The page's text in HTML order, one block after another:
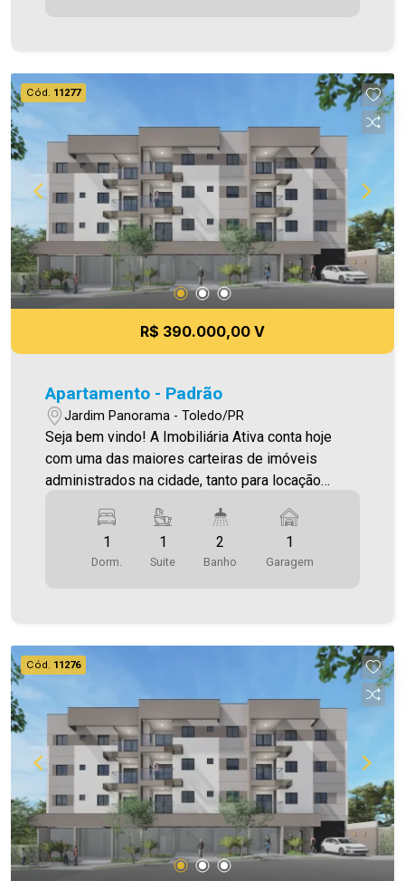
informados estão sujeitos a alteração sem prévio
aviso, e varia de acordo com o custo de
administração e gastos do condomínio. Aproveite
essa oportunidade! A hora de encontrar o seu
novo lar É AGORA! Imobiliária Ativa, sinta-se em
casa!
Cód. 11277
R$ 390.000,00 V
Apartamento - Padrão
Jardim Panorama - Toledo/PR
Seja bem vindo! A Imobiliária Ativa conta hoje
com uma das maiores carteiras de imóveis
administrados na cidade, tanto para locação
opções! Apartamento Localizado no Jardim
Panorama. O Imóvel conta com: - Sala de Estar -
Cozinha - 01 Quarto - 01 Suíte - 02 WCS (suíte e
informados estão sujeitos a alteração sem prévio
aviso, e varia de acordo com o custo de
administração e gastos do condomínio. Aproveite
essa oportunidade! A hora de encontrar o seu
novo lar É AGORA! Imobiliária Ativa, sinta-se em
casa!
1
Dorm.
1
Suite
2
Banho
1
Garagem
Cód. 11276